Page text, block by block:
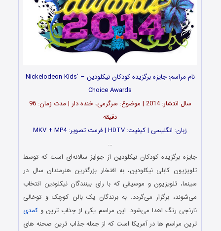
نام مراسم: جایزه برگزیده کودکان نیکلودین – Nickelodeon Kids’
Choice Awards
سال انتشار: 2014 | موضوع: سرگرمی، خنده دار | مدت زمان: 96
دقیقه
زبان: انگلیسی | کیفیت: HDTV | فرمت تصویر: MKV + MP4
…
جایزه برگزیده کودکان نیکلودین از جوایز سالانه‌ای است که توسط
تلویزیون کابلی نیکلودین، به افتخار بزرگترین هنرمندان سال در
سینما، تلویزیون و موسیقی که با رای بینندگان نیکلودین انتخاب
می‌شوند، برگزار می‌گردد. به برندگان یک بالن کوچک و توخالی
نارنجی رنگ اهدا می‌شود. این مراسم یکی از جذاب ترین و کمدی
ترین مراسم ها در آمریکا است که از جمله جذاب ترین صحنه های